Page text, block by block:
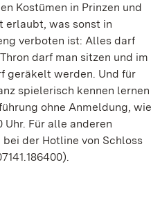
Kostümen in Prinzen und
erlaubt, was sonst in
verboten ist: Alles darf
darf man sitzen und im
geräkelt werden. Und für
spielerisch kennen lernen
ohne Anmeldung, wie
Uhr. Für alle anderen
der Hotline von Schloss